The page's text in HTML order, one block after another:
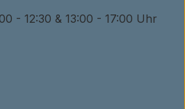
- 12:30 & 13:00 - 17:00 Uhr